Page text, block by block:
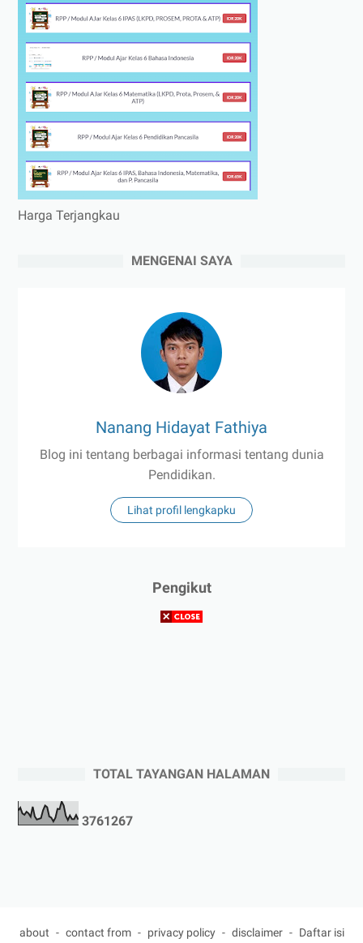
Harga Terjangkau
MENGENAI SAYA
Nanang Hidayat Fathiya
Blog ini tentang berbagai informasi tentang dunia
Pendidikan.
Lihat profil lengkapku
Pengikut
TOTAL TAYANGAN HALAMAN
3761267
about contact from privacy policy disclaimer Daftar isi